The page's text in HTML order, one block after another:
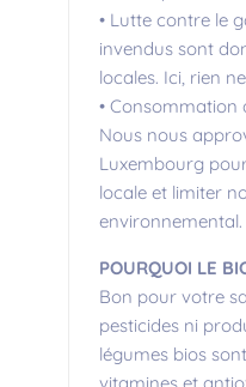
• Lutte contre le
invendus sont
locales. Ici, rien
• Consommation
Nous nous
Luxembourg
locale et limiter
environnemental.
POURQUOI LE
Bon pour votre
pesticides ni
légumes bios
vitamines et